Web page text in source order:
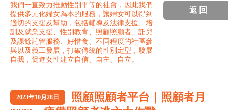
我們一直致力推動性別平等的社會，因此我們
提供多元化婦女為本的服務，讓婦女可以得到
適切的支援及幫助，包括輔導及法律支援、培
訓及就業支援、性別教育、照顧照顧者、託兒
及課餘託管服務、好惜食、不同程度的社區參
與以及義工發展，打破傳統的性別定型，發展
自我，促進女性建立自信、自主、自立。
返回
2023年10月28日
照顧照顧者平台｜照顧者月